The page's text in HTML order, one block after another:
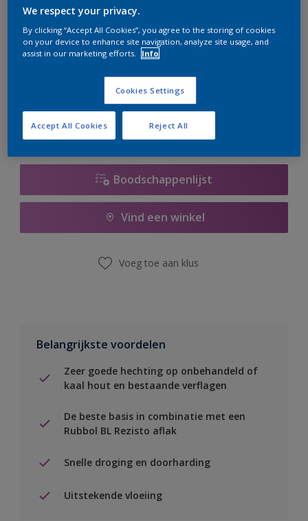
Op dit moment is het niet mogelijk dit product online
te bestellen. Houd de website in de gaten, we werken
er hard aan om de voorraad aan te vullen.
Boodschappenlijst
Vind een winkel
Voeg toe aan klus
Belangrijkste voordelen
Zeer goede hechting op onbehandeld of
kaal hout en bestaande verflagen
De beste basis in combinatie met een
Rubbol BL Rezisto aflak
Snelle droging en doorharding
Uitstekende vloeiing
We respect your privacy.
By clicking “Accept All Cookies”, you agree to the storing of cookies
on your device to enhance site navigation, analyze site usage, and
assist in our marketing efforts.
Info
Cookies Settings
Reject All
Accept All Cookies